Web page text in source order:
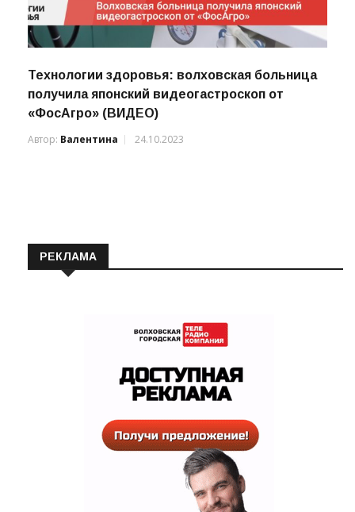
Технологии здоровья: волховская больница
«ФосАгро» (ВИДЕО)